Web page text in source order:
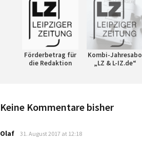
Förderbetrag für
die Redaktion
Kombi-Jahresabo
„LZ & L-IZ.de“
Keine Kommentare bisher
Olaf says:
31. August 2017 at 12:18